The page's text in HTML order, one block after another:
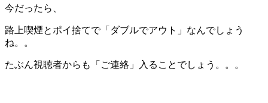
今だったら、
路上喫煙とポイ捨てで「ダブルでアウト」なんでしょう
ね。。
たぶん視聴者からも「ご連絡」入ることでしょう。。。